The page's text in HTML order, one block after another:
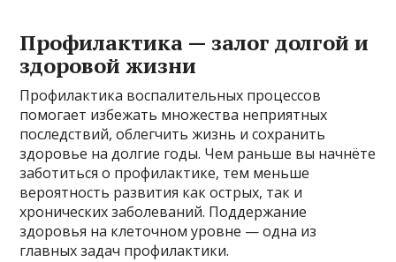
Профилактика — залог долгой и
здоровой жизни
Профилактика воспалительных процессов
помогает избежать множества неприятных
последствий, облегчить жизнь и сохранить
здоровье на долгие годы. Чем раньше вы начнёте
заботиться о профилактике, тем меньше
вероятность развития как острых, так и
хронических заболеваний. Поддержание
здоровья на клеточном уровне — одна из
главных задач профилактики.